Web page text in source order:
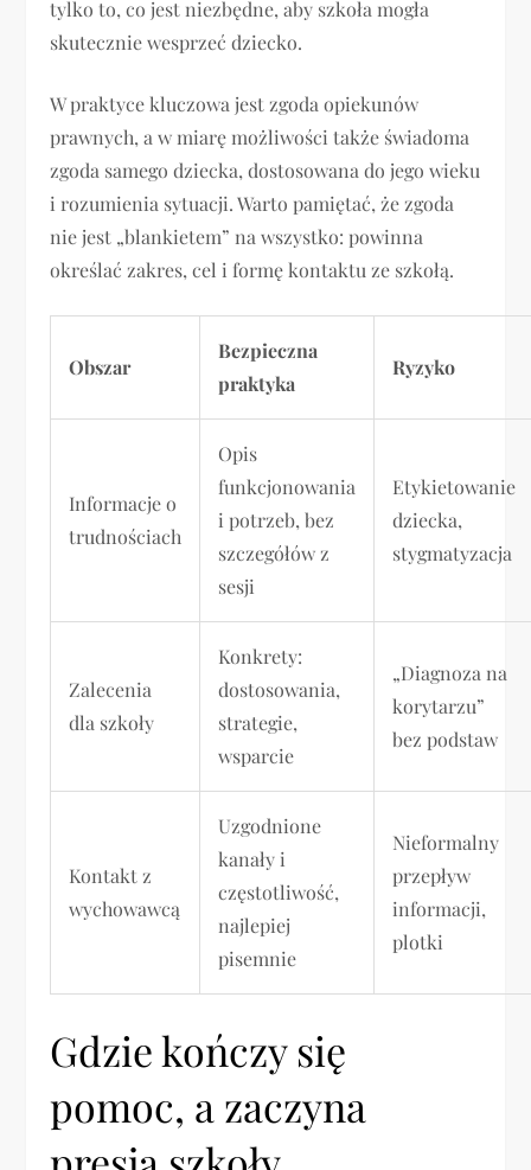
tylko to, co jest niezbędne, aby szkoła mogła
skutecznie wesprzeć dziecko.
W praktyce kluczowa jest zgoda opiekunów
prawnych, a w miarę możliwości także świadoma
zgoda samego dziecka, dostosowana do jego wieku
i rozumienia sytuacji. Warto pamiętać, że zgoda
nie jest „blankietem” na wszystko: powinna
określać zakres, cel i formę kontaktu ze szkołą.
Obszar
Bezpieczna
praktyka
Ryzyko
Informacje o
trudnościach
Opis
funkcjonowania
i potrzeb, bez
szczegółów z
sesji
Etykietowanie
dziecka,
stygmatyzacja
Zalecenia
dla szkoły
Konkrety:
dostosowania,
strategie,
wsparcie
„Diagnoza na
korytarzu”
bez podstaw
Kontakt z
wychowawcą
Uzgodnione
kanały i
częstotliwość,
najlepiej
pisemnie
Nieformalny
przepływ
informacji,
plotki
Gdzie kończy się
pomoc, a zaczyna